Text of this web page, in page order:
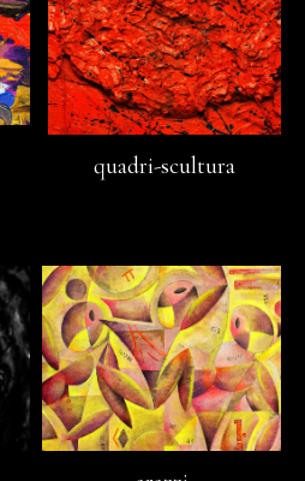
quadri-scultura